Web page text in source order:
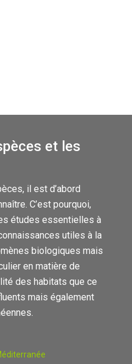
et les
il est d’abord
C’est pourquoi,
études essentielles à
utiles à la
biologiques mais
en matière de
des habitats que ce
mais également